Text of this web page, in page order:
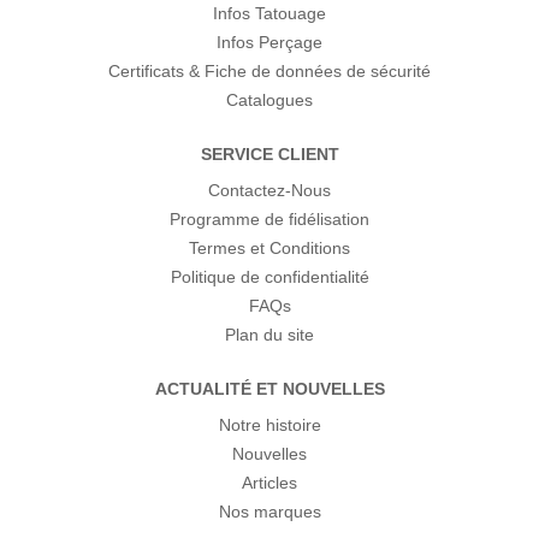
Infos Tatouage
Infos Perçage
Certificats & Fiche de données de sécurité
Catalogues
SERVICE CLIENT
Contactez-Nous
Programme de fidélisation
Termes et Conditions
Politique de confidentialité
FAQs
Plan du site
ACTUALITÉ ET NOUVELLES
Notre histoire
Nouvelles
Articles
Nos marques